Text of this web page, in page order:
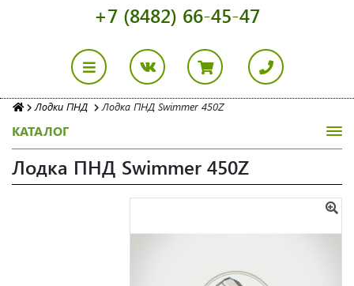
+7 (8482) 66-45-47
Лодки ПНД Лодка ПНД Swimmer 450Z
КАТАЛОГ
Лодка ПНД Swimmer 450Z